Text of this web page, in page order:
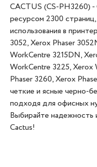
CACTUS (CS-PH3260)
ресурсом 2300
использования в
3052, Xerox Phaser
WorkCentre 3215DN,
WorkCentre 3225,
Phaser 3260, Xerox
четкие и ясные черно-
подходя для офисных
Выбирайте надежность
Cactus!